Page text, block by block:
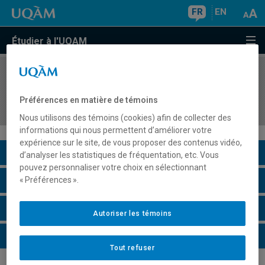
FR EN
Étudier à l'UQAM
COURS//
humaines
Description du cours
Horaire - Été 2026
Horaire - Automne 2026
Horaire - Hiver 2027
Préférences en matière de témoins
Nous utilisons des témoins (cookies) afin de collecter des
informations qui nous permettent d’améliorer votre
expérience sur le site, de vous proposer des contenus vidéo,
d’analyser les statistiques de fréquentation, etc. Vous
pouvez personnaliser votre choix en sélectionnant
« Préférences ».
Tout refuser
Autoriser les témoins